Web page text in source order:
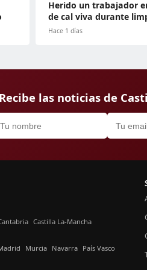
Herido un trabajador
de cal viva durante
Hace 1 días
Recibe las noticias de
Castilla La-Mancha
Murcia Navarra País Vasco